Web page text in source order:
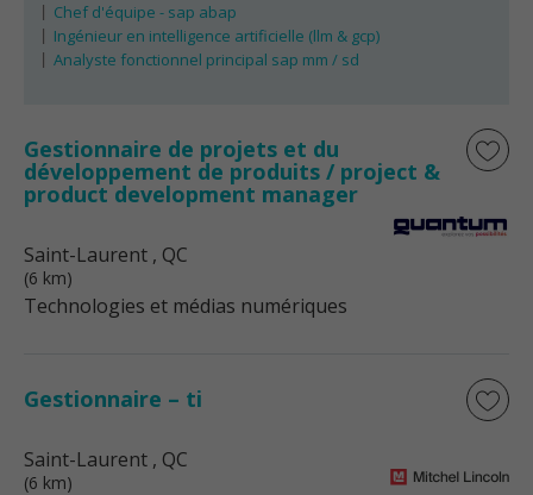
Chef d'équipe - sap abap
Ingénieur en intelligence artificielle (llm & gcp)
Analyste fonctionnel principal sap mm / sd
Gestionnaire de projets et du
développement de produits / project &
product development manager
Saint-Laurent , QC
(6 km)
Technologies et médias numériques
Gestionnaire – ti
Saint-Laurent , QC
(6 km)